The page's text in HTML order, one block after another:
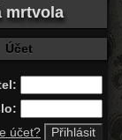
mrtvola
Účet
účet?